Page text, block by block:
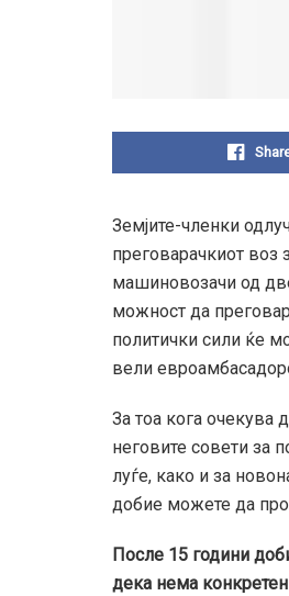
Земјите-членки
преговарачкиот воз
машиновозачи од
можност да
политички сили ќе
вели
За тоа кога очекува
неговите совети за
луѓе, како и за
добие можете да
После 15 години
дека нема